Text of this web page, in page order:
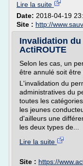
Lire la suite
Date: 2018-04-19
Site : http://
Invalidation
ActiROUTE
Selon les cas, un
être annulé soit être
L'invalidation du
administratives du
toutes les
les jeunes
d'ailleurs une
les deux types de...
Lire la suite
Site : https://